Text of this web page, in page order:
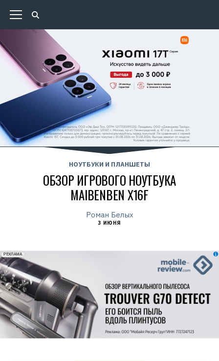
НОУТБУКИ И ПЛАНШЕТЫ
ОБЗОР ИГРОВОГО НОУТБУКА
MAIBENBEN X16F
Роман Белых
3 ИЮНЯ
erid: 2VfnxxmNzs5
РЕКЛАМА